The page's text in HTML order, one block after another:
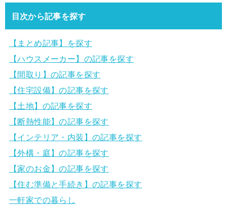
目次から記事を探す
【まとめ記事】を探す
【ハウスメーカー】の記事を探す
【間取り】の記事を探す
【住宅設備】の記事を探す
【土地】の記事を探す
【断熱性能】の記事を探す
【インテリア・内装】の記事を探す
【外構・庭】の記事を探す
【家のお金】の記事を探す
【住む準備と手続き】の記事を探す
一軒家での暮らし